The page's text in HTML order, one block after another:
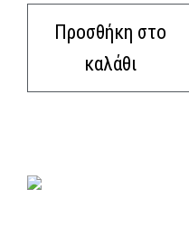
Προσθήκη στο
καλάθι